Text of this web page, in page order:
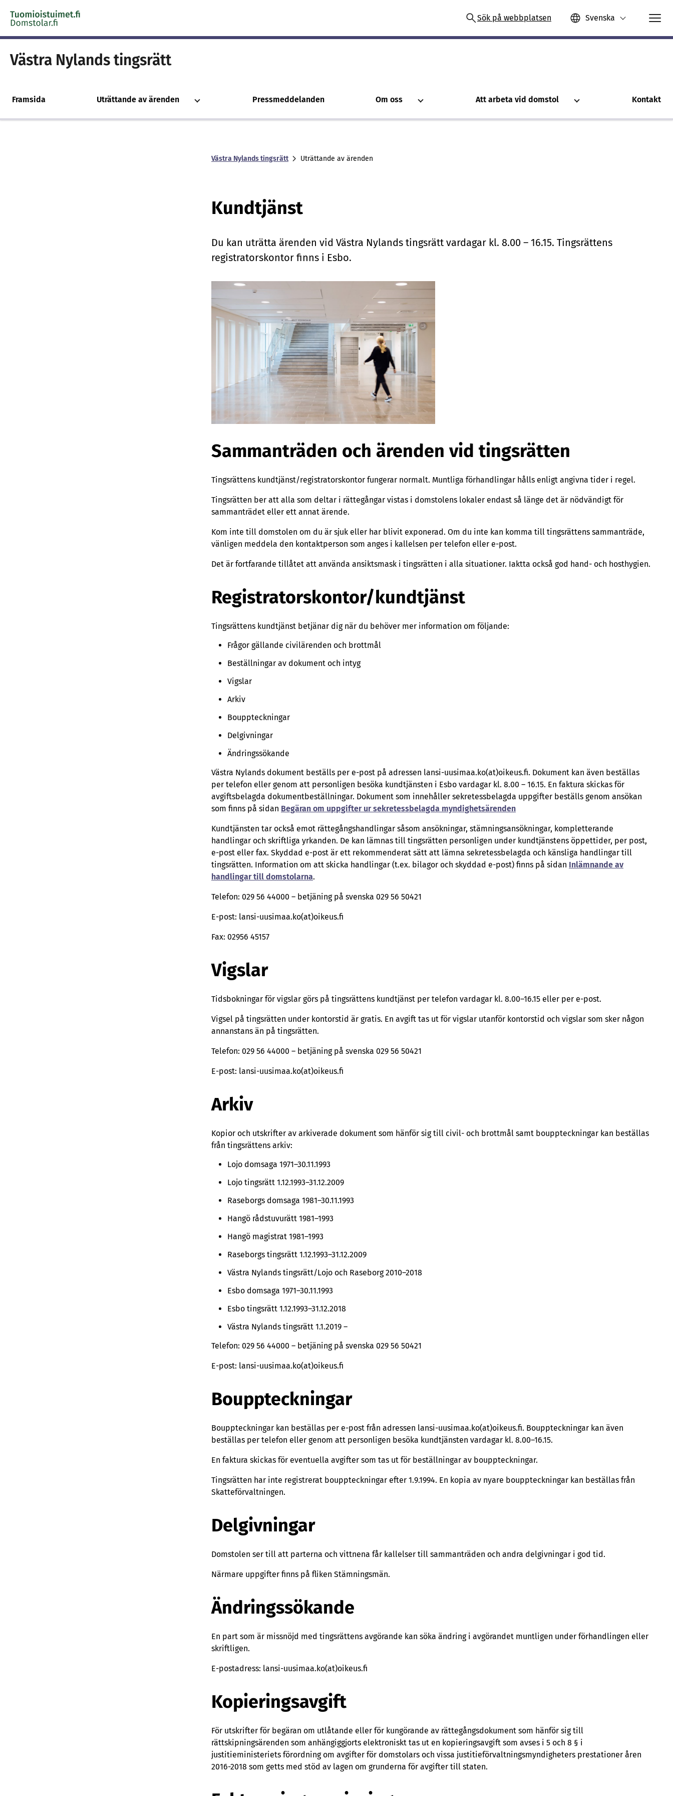
Skip to content -saavutettavuusohje Sök på webbplatsen Svenska
Västra Nylands tingsrätt
Framsida Uträttande av ärenden Pressmeddelanden Om oss Att arbeta vid domstol Kontakt
Västra Nylands tingsrätt Uträttande av ärenden
Kundtjänst
Du kan uträtta ärenden vid Västra Nylands tingsrätt vardagar kl. 8.00 – 16.15. Tingsrättens
registratorskontor finns i Esbo.
Sammanträden och ärenden vid tingsrätten
Tingsrättens kundtjänst/registratorskontor fungerar normalt. Muntliga förhandlingar hålls enligt angivna tider i regel.
Tingsrätten ber att alla som deltar i rättegångar vistas i domstolens lokaler endast så länge det är nödvändigt för
sammanträdet eller ett annat ärende.
Kom inte till domstolen om du är sjuk eller har blivit exponerad. Om du inte kan komma till tingsrättens sammanträde,
vänligen meddela den kontaktperson som anges i kallelsen per telefon eller e-post.
Det är fortfarande tillåtet att använda ansiktsmask i tingsrätten i alla situationer. Iaktta också god hand- och hosthygien.
Registratorskontor/kundtjänst
Tingsrättens kundtjänst betjänar dig när du behöver mer information om följande:
Frågor gällande civilärenden och brottmål
Beställningar av dokument och intyg
Vigslar
Arkiv
Bouppteckningar
Delgivningar
Ändringssökande
Västra Nylands dokument beställs per e-post på adressen lansi-uusimaa.ko(at)oikeus.fi. Dokument kan även beställas
per telefon eller genom att personligen besöka kundtjänsten i Esbo vardagar kl. 8.00 – 16.15. En faktura skickas för
avgiftsbelagda dokumentbeställningar. Dokument som innehåller sekretessbelagda uppgifter beställs genom ansökan
som finns på sidan Begäran om uppgifter ur sekretessbelagda myndighetsärenden
Kundtjänsten tar också emot rättegångshandlingar såsom ansökningar, stämningsansökningar, kompletterande
handlingar och skriftliga yrkanden. De kan lämnas till tingsrätten personligen under kundtjänstens öppettider, per post,
e-post eller fax. Skyddad e-post är ett rekommenderat sätt att lämna sekretessbelagda och känsliga handlingar till
tingsrätten. Information om att skicka handlingar (t.ex. bilagor och skyddad e-post) finns på sidan Inlämnande av
handlingar till domstolarna.
Telefon: 029 56 44000 – betjäning på svenska 029 56 50421
E-post: lansi-uusimaa.ko(at)oikeus.fi
Fax: 02956 45157
Vigslar
Tidsbokningar för vigslar görs på tingsrättens kundtjänst per telefon vardagar kl. 8.00–16.15 eller per e-post.
Vigsel på tingsrätten under kontorstid är gratis. En avgift tas ut för vigslar utanför kontorstid och vigslar som sker någon
annanstans än på tingsrätten.
Telefon: 029 56 44000 – betjäning på svenska 029 56 50421
E-post: lansi-uusimaa.ko(at)oikeus.fi
Arkiv
Kopior och utskrifter av arkiverade dokument som hänför sig till civil- och brottmål samt bouppteckningar kan beställas
från tingsrättens arkiv:
Lojo domsaga 1971–30.11.1993
Lojo tingsrätt 1.12.1993–31.12.2009
Raseborgs domsaga 1981–30.11.1993
Hangö rådstuvurätt 1981–1993
Hangö magistrat 1981–1993
Raseborgs tingsrätt 1.12.1993–31.12.2009
Västra Nylands tingsrätt/Lojo och Raseborg 2010–2018
Esbo domsaga 1971–30.11.1993
Esbo tingsrätt 1.12.1993–31.12.2018
Västra Nylands tingsrätt 1.1.2019 –
Telefon: 029 56 44000 – betjäning på svenska 029 56 50421
E-post: lansi-uusimaa.ko(at)oikeus.fi
Bouppteckningar
Bouppteckningar kan beställas per e-post från adressen lansi-uusimaa.ko(at)oikeus.fi. Bouppteckningar kan även
beställas per telefon eller genom att personligen besöka kundtjänsten vardagar kl. 8.00–16.15.
En faktura skickas för eventuella avgifter som tas ut för beställningar av bouppteckningar.
Tingsrätten har inte registrerat bouppteckningar efter 1.9.1994. En kopia av nyare bouppteckningar kan beställas från
Skatteförvaltningen.
Delgivningar
Domstolen ser till att parterna och vittnena får kallelser till sammanträden och andra delgivningar i god tid.
Närmare uppgifter finns på fliken Stämningsmän.
Ändringssökande
En part som är missnöjd med tingsrättens avgörande kan söka ändring i avgörandet muntligen under förhandlingen eller
skriftligen.
E-postadress: lansi-uusimaa.ko(at)oikeus.fi
Kopieringsavgift
För utskrifter för begäran om utlåtande eller för kungörande av rättegångsdokument som hänför sig till
rättskipningsärenden som anhängiggjorts elektroniskt tas ut en kopieringsavgift som avses i 5 och 8 § i
justitieministeriets förordning om avgifter för domstolars och vissa justitieförvaltningsmyndigheters prestationer åren
2016-2018 som getts med stöd av lagen om grunderna för avgifter till staten.